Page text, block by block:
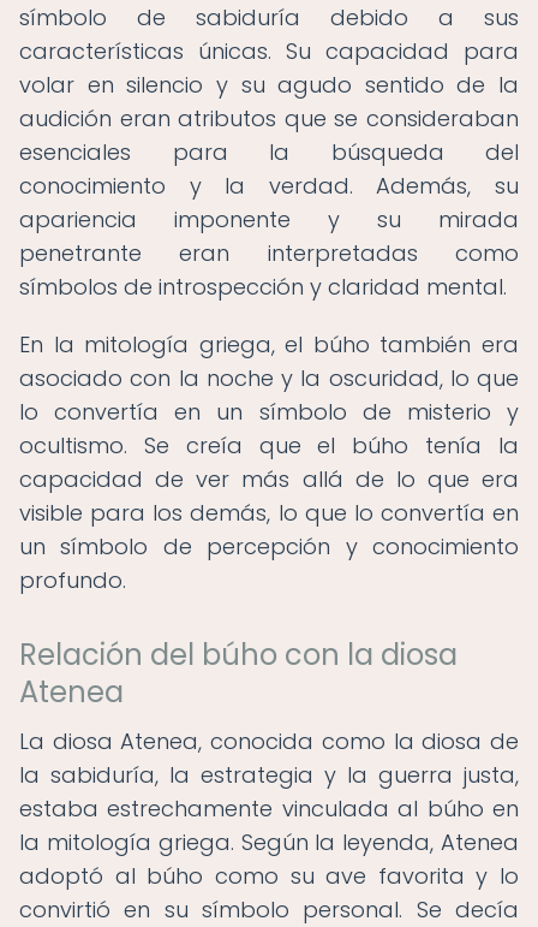
símbolo de sabiduría debido a sus
características únicas. Su capacidad para
volar en silencio y su agudo sentido de la
audición eran atributos que se consideraban
esenciales para la búsqueda del
conocimiento y la verdad. Además, su
apariencia imponente y su mirada
penetrante eran interpretadas como
símbolos de introspección y claridad mental.
En la mitología griega, el búho también era
asociado con la noche y la oscuridad, lo que
lo convertía en un símbolo de misterio y
ocultismo. Se creía que el búho tenía la
capacidad de ver más allá de lo que era
visible para los demás, lo que lo convertía en
un símbolo de percepción y conocimiento
profundo.
Relación del búho con la diosa
Atenea
La diosa Atenea, conocida como la diosa de
la sabiduría, la estrategia y la guerra justa,
estaba estrechamente vinculada al búho en
la mitología griega. Según la leyenda, Atenea
adoptó al búho como su ave favorita y lo
convirtió en su símbolo personal. Se decía